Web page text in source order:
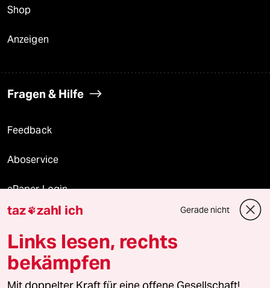
Shop
Anzeigen
Fragen & Hilfe
Feedback
Aboservice
ePaper Login
Downloads für Abonnierende
© 2026 taz Verlags und Vertriebs GmbH
Alle Rechte vorbehalten. Bei rechtlichen Fragen oder für Genehmigungen
taz zahl ich Gerade nicht
Links lesen, rechts
bekämpfen